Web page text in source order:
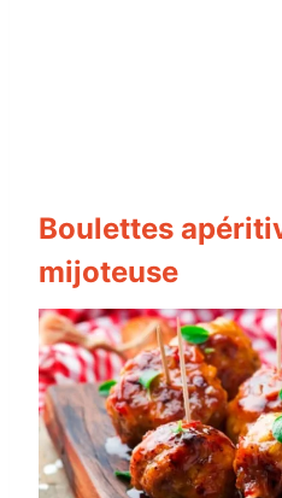
Boulettes
mijoteuse